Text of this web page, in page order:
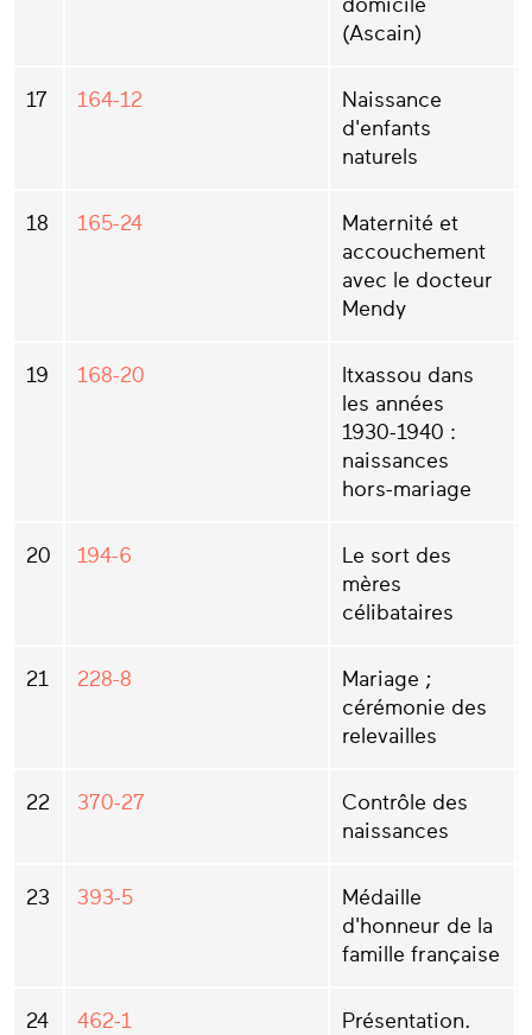
domicile
(Ascain)
17 164-12
Naissance
d'enfants
naturels
18 165-24
Maternité et
accouchement
avec le docteur
Mendy
19 168-20
Itxassou dans
les années
1930-1940 :
naissances
hors-mariage
20 194-6
Le sort des
mères
célibataires
21 228-8
Mariage ;
cérémonie des
relevailles
22 370-27
Contrôle des
naissances
23 393-5
Médaille
d'honneur de la
famille française
24 462-1
Présentation.